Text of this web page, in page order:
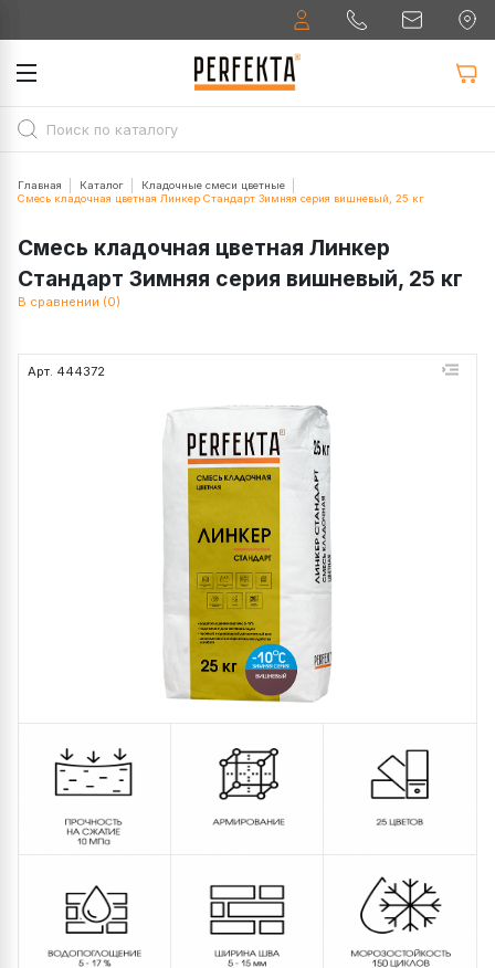
Главная Каталог
Кладочные смеси цветные
Смесь кладочная цветная Линкер Стандарт Зимняя серия вишневый, 25 кг
Смесь кладочная цветная Линкер
Стандарт Зимняя серия вишневый, 25 кг
В сравнении (0)
Арт. 444372